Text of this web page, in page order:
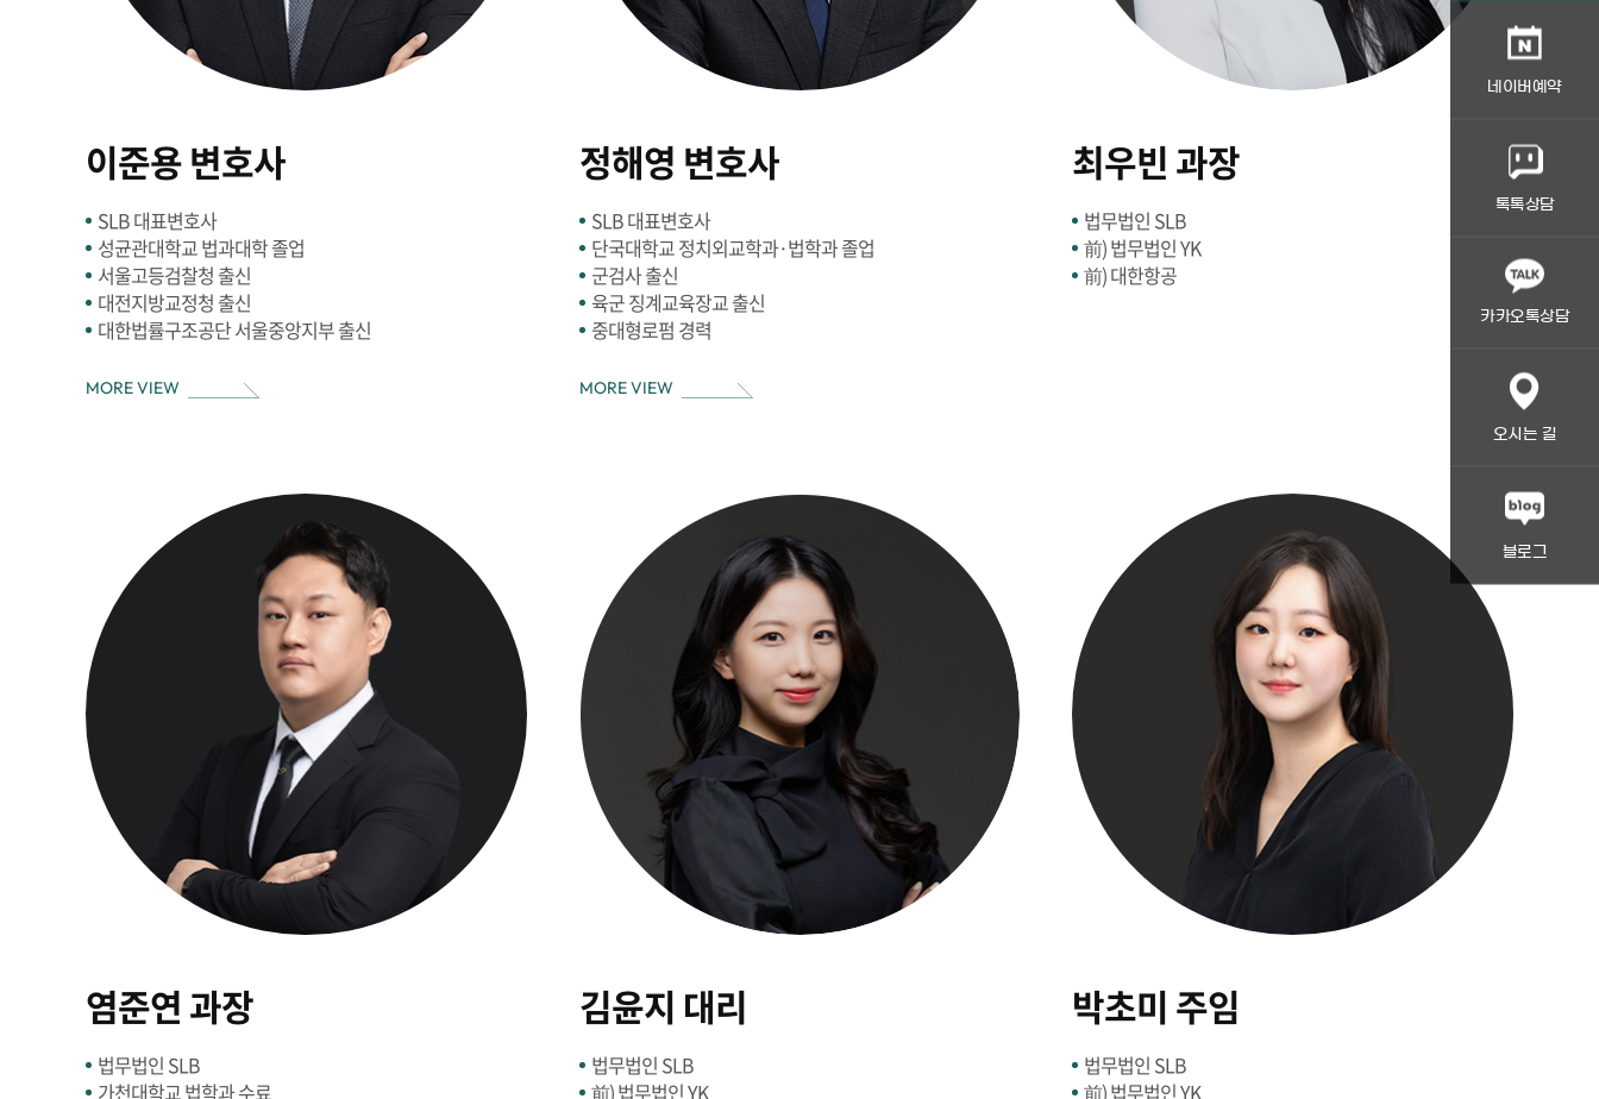
네이버예약
톡톡상담
카카오톡상담
오시는 길
블로그
이준용 변호사
SLB 대표변호사
성균관대학교 법과대학 졸업
서울고등검찰청 출신
대전지방교정청 출신
대한법률구조공단 서울중앙지부 출신
MORE VIEW
정해영 변호사
SLB 대표변호사
단국대학교 정치외교학과·법학과 졸업
군검사 출신
육군 징계교육장교 출신
중대형로펌 경력
MORE VIEW
최우빈 과장
법무법인 SLB
前) 법무법인 YK
前) 대한항공
염준연 과장
법무법인 SLB
가천대학교 법학과 수료
김윤지 대리
법무법인 SLB
前) 법무법인 YK
박초미 주임
법무법인 SLB
前) 법무법인 YK